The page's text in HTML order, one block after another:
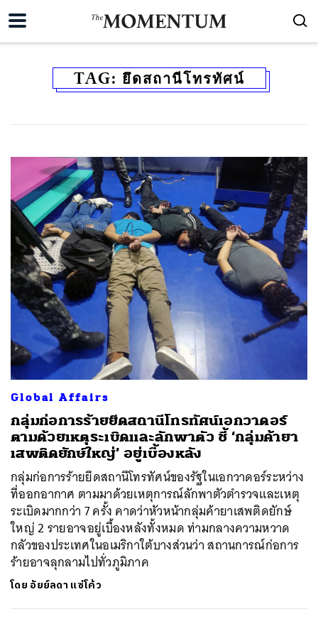
TAG: ยึดสถานีโทรทัศน์
Global Affairs
กลุ่มก่อการร้ายยึดสถานีโทรทัศน์เอกวาดอร์
ตามด้วยเหตุระเบิดและลักพาตัว ชี้ ‘กลุ่มค้ายา
เสพติดยักษ์ใหญ่’ อยู่เบื้องหลัง
กลุ่มก่อการร้ายยึดสถานีโทรทัศน์ของรัฐในเอกวาดอร์ระหว่าง
ที่ออกอากาศ ตามมาด้วยเหตุการณ์ลักพาตัวตำรวจและเหตุ
ระเบิดมากกว่า 7 ครั้ง คาดว่าหัวหน้ากลุ่มค้ายาเสพติดยักษ์
ใหญ่ 2 รายอาจอยู่เบื้องหลังทั้งหมด ท่ามกลางความหวาด
กลัวของประเทศในอเมริกาใต้บางส่วนว่า สถานการณ์ก่อการ
ร้ายอาจลุกลามไปทั่วภูมิภาค
โดย อัยย์ลดา แซ่โค้ว
SHARE